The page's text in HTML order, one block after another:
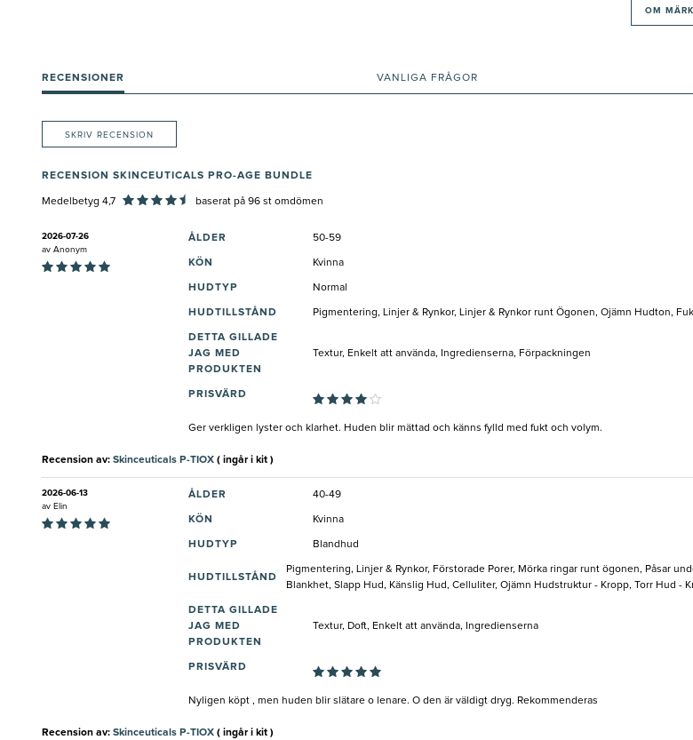
OM
RECENSIONER VANLIGA FRÅGOR
SKRIV RECENSION
RECENSION SKINCEUTICALS PRO-AGE BUNDLE
Medelbetyg 4,7 baserat på 96 st omdömen
2026-07-26
av Anonym
ÅLDER 50-59
KÖN Kvinna
HUDTYP Normal
HUDTILLSTÅND Pigmentering, Linjer & Rynkor, Linjer & Rynkor runt Ögonen, Ojämn Hudton,
DETTA GILLADE
JAG MED
PRODUKTEN
Textur, Enkelt att använda, Ingredienserna, Förpackningen
PRISVÄRD
Ger verkligen lyster och klarhet. Huden blir mättad och känns fylld med fukt och volym.
Recension av: Skinceuticals P-TIOX ( ingår i kit )
2026-06-13
av Elin
ÅLDER 40-49
KÖN Kvinna
HUDTYP Blandhud
HUDTILLSTÅND
Pigmentering, Linjer & Rynkor, Förstorade Porer, Mörka ringar runt ögonen, Påsar
Blankhet, Slapp Hud, Känslig Hud, Celluliter, Ojämn Hudstruktur - Kropp, Torr Hud -
DETTA GILLADE
JAG MED
PRODUKTEN
Textur, Doft, Enkelt att använda, Ingredienserna
PRISVÄRD
Nyligen köpt , men huden blir slätare o lenare. O den är väldigt dryg. Rekommenderas
Recension av: Skinceuticals P-TIOX ( ingår i kit )